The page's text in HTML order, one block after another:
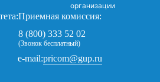
организации
Приемная комиссия:
8 (800) 333 52 02
(Звонок бесплатный)
e-mail:pricom@gup.ru